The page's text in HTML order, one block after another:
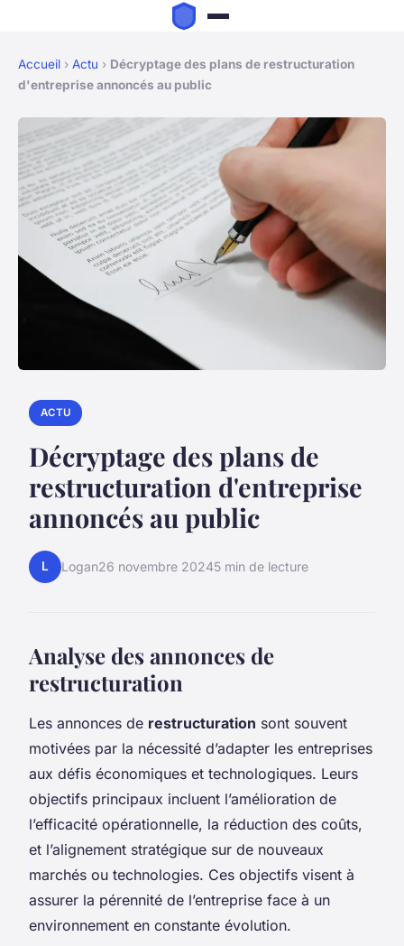
Accueil › Actu › Décryptage des plans de restructuration
d'entreprise annoncés au public
ACTU
Décryptage des plans de
restructuration d'entreprise
annoncés au public
L Logan26 novembre 20245 min de lecture
Analyse des annonces de
restructuration
Les annonces de restructuration sont souvent
motivées par la nécessité d’adapter les entreprises
aux défis économiques et technologiques. Leurs
objectifs principaux incluent l’amélioration de
l’efficacité opérationnelle, la réduction des coûts,
et l’alignement stratégique sur de nouveaux
marchés ou technologies. Ces objectifs visent à
assurer la pérennité de l’entreprise face à un
environnement en constante évolution.